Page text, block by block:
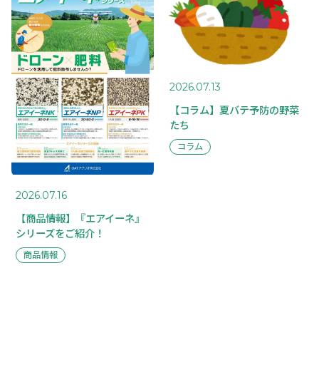
2026.07.16
【商品情報】『エアイーネ』
シリーズをご紹介！
商品情報
2026.07.13
【コラム】夏バテ予防の野菜
たち
コラム